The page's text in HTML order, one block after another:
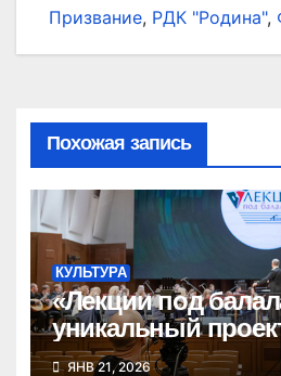
Призвание, РДК "Родина",
Похожая запись
КУЛЬТУРА
«Лекции под
уникальный
народных
ЯНВ 21, 2026